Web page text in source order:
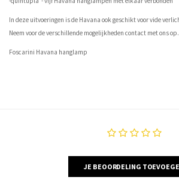
In deze uitvoeringen is de Havana ook geschikt voor vide
Neem voor de verschillende mogelijkheden contact met ons op.
Foscarini Havana hanglamp
JE BEOORDELING